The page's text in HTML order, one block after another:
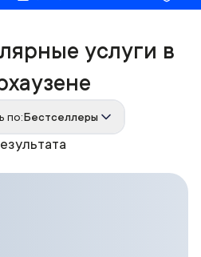
услуги в
по:Бестселлеры